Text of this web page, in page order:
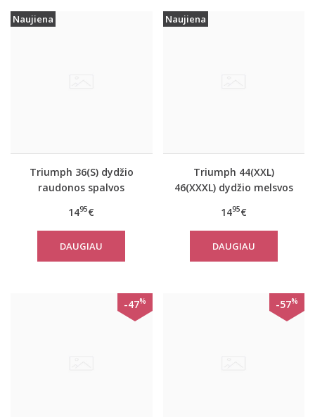
Naujiena
Triumph 36(S) dydžio
raudonos spalvos
miego palaidinė Mix
Match LSL TOP 02
1495€
DAUGIAU
Naujiena
Triumph 44(XXL)
46(XXXL) dydžio melsvos
medvilninė miego
palaidinė Mix Match LSL
TOP Chest Pocket 01
1495€
DAUGIAU
-47% -57%